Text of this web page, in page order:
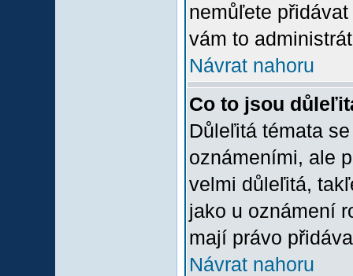
nemůľete
vám to
Návrat nahoru
Co to jsou
Důleľitá témata
oznámeními, ale
velmi důleľitá,
jako u oznámení
mají právo
Návrat nahoru